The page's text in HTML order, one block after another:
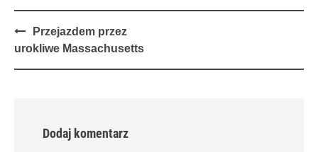
Post
navigation
Przejazdem przez
urokliwe Massachusetts
Dodaj komentarz